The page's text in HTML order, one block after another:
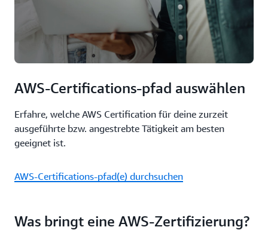
AWS-Certifications-pfad auswählen
Erfahre, welche AWS Certification für deine zurzeit
ausgeführte bzw. angestrebte Tätigkeit am besten
geeignet ist.
AWS-Certifications-pfad(e) durchsuchen
Was bringt eine AWS-Zertifizierung?